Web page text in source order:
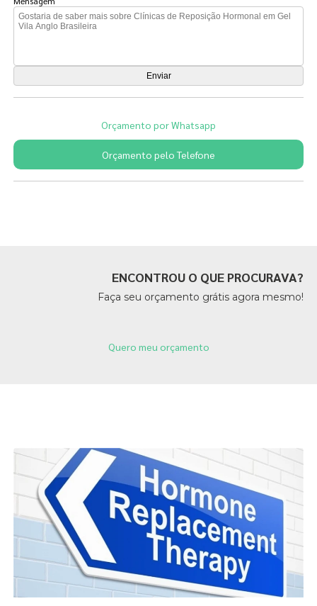
Orçamento por Whatsapp
Orçamento pelo Telefone
ENCONTROU O QUE PROCURAVA?
Faça seu orçamento grátis agora mesmo!
Quero meu orçamento